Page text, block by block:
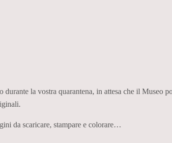
la vostra quarantena, in attesa che il Museo
da scaricare, stampare e colorare…